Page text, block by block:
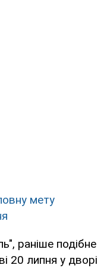
мету
раніше подібне
20 липня у дворі